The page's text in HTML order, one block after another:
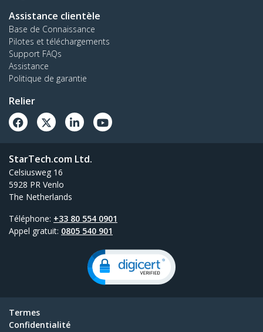
Assistance clientèle
Base de Connaissance
Pilotes et téléchargements
Support FAQs
Assistance
Politique de garantie
Relier
StarTech.com Ltd.
Celsiusweg 16
5928 PR Venlo
The Netherlands
Téléphone: +33 80 554 0901
Appel gratuit: 0805 540 901
Termes
Confidentialité